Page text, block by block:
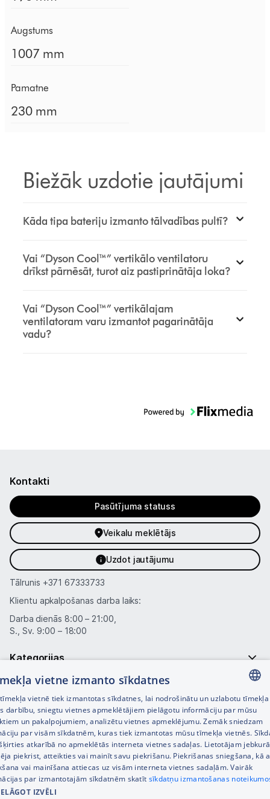
Augstums
1007 mm
Pamatne
230 mm
Biežāk uzdotie jautājumi
Kāda tipa bateriju izmanto tālvadības pultī?
Vai “Dyson Cool™” vertikālo ventilatoru
drīkst pārnēsāt, turot aiz pastiprinātāja loka?
Vai “Dyson Cool™” vertikālajam
ventilatoram varu izmantot pagarinātāja
vadu?
Kontakti
Pasūtījuma statuss
Veikalu meklētājs
Uzdot jautājumu
Tālrunis +371 67333733
Klientu apkalpošanas darba laiks:
Darba dienās 8:00 – 21:00,
S., Sv. 9:00 – 18:00
Kategorijas
Informācija
Noderīgas saites LATVIAN
RUSSIAN
ENGLISH
vietne izmanto sīkdatnes
vietnē tiek izmantotas sīkdatnes, lai nodrošinātu un uzlabotu tīmekļa
darbību, sniegtu vietnes apmeklētājiem pielāgotu informāciju par mūsu
un pakalpojumiem, analizētu vietnes apmeklējumu. Zemāk sniedzam
par visām sīkdatnēm, kuras tiek izmantotas mūsu tīmekļa vietnēs.
atkarībā no apmeklētās interneta vietnes sadaļas. Lietotājam
piekrist, atteikties vai mainīt savu piekrišanu. Piekrišanas sniegšana, kā
vai mainīšana attiecas uz visām interneta vietnes sadaļām. Vairāk
par izmantotajām sīkdatnēm skatīt sīkdatņu izmantošanas
IZVĒLI